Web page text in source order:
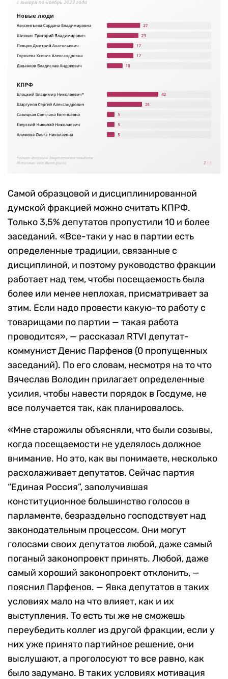
Самой образцовой и дисциплинированной
думской фракцией можно считать КПРФ.
Только 3,5% депутатов пропустили 10 и более
заседаний. «Все-таки у нас в партии есть
определенные традиции, связанные с
дисциплиной, и поэтому руководство фракции
работает над тем, чтобы посещаемость была
более или менее неплохая, присматривает за
этим. Если надо провести какую-то работу с
товарищами по партии — такая работа
проводится», — рассказал RTVI депутат-
коммунист Денис Парфенов (0 пропущенных
заседаний). По его словам, несмотря на то что
Вячеслав Володин прилагает определенные
усилия, чтобы навести порядок в Госдуме, не
все получается так, как планировалось.
«Мне старожилы объясняли, что были созывы,
когда посещаемости не уделялось должное
внимание. Но это, как вы понимаете, несколько
расхолаживает депутатов. Сейчас партия
“Единая Россия”, заполучившая
конституционное большинство голосов в
парламенте, безраздельно господствует над
законодательным процессом. Они могут
голосами своих депутатов любой, даже самый
поганый законопроект принять. Любой, даже
самый хороший законопроект отклонить, —
пояснил Парфенов. — Явка депутатов в таких
условиях мало на что влияет, как и их
выступления. То есть ты же не сможешь
переубедить коллег из другой фракции, если у
них уже принято партийное решение, они
выслушают, а проголосуют то все равно, как
было задумано. В таких условиях мотивация